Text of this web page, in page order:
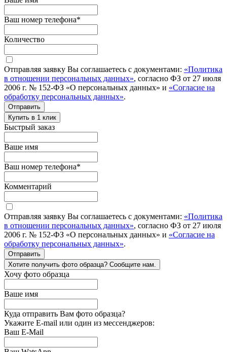
Ваш номер телефона*
Количество
Отправляя заявку Вы соглашаетесь с документами: «Политика
в отношении персональных данных», согласно ФЗ от 27 июля
2006 г. № 152-ФЗ «О персональных данных» и «Согласие на
обработку персональных данных».
Отправить
Купить в 1 клик
Быстрый заказ
Ваше имя
Ваш номер телефона*
Комментарий
Отправляя заявку Вы соглашаетесь с документами: «Политика
в отношении персональных данных», согласно ФЗ от 27 июля
2006 г. № 152-ФЗ «О персональных данных» и «Согласие на
обработку персональных данных».
Отправить
Хотите получить фото образца? Сообщите нам.
Хочу фото образца
Ваше имя
Куда отправить Вам фото образца?
Укажите E-mail или один из мессенджеров:
Ваш E-Mail